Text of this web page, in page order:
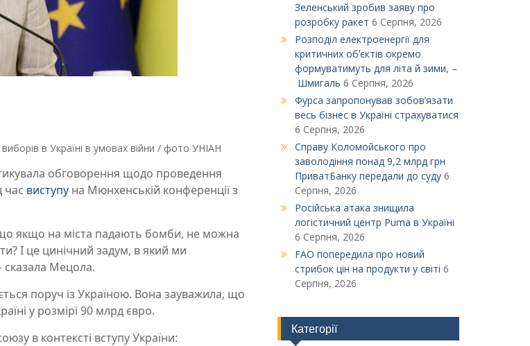
в Україні в умовах війни / фото УНІАН
обговорення щодо проведення
час виступу на Мюнхенській конференції з
якщо на міста падають бомби, не можна
І це цинічний задум, в який ми
сказала Мецола.
поруч із Україною. Вона зауважила, що
у розмірі 90 млрд євро.
в контексті вступу України:
Зеленський зробив заяву про
розробку ракет 6 Серпня, 2026
Розподіл електроенергії для
критичних обʼєктів окремо
формуватимуть для літа й зими, –
Шмигаль 6 Серпня, 2026
Фурса запропонував зобов’язати
весь бізнес в Україні страхуватися
6 Серпня, 2026
Справу Коломойського про
заволодіння понад 9,2 млрд грн
ПриватБанку передали до суду 6
Серпня, 2026
Російська атака знищила
логістичний центр Puma в Україні
6 Серпня, 2026
FAO попередила про новий
стрибок цін на продукти у світі 6
Серпня, 2026
Категорії